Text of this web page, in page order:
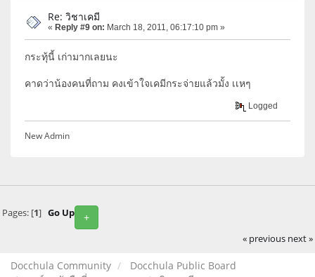
Re: วิชาเคมี
« Reply #9 on: March 18, 2011, 06:17:10 pm »
กระทุ้นี้ เก่ามากเลยนะ
คาดว่าน้องคนที่ถาม คงเข้าใจเคมีกระจ่ายแล้วมั้ง เเหๆ
Logged
New Admin
+
Pages: [1] Go Up
« previous next »
Docchula Community
Docchula Public Board